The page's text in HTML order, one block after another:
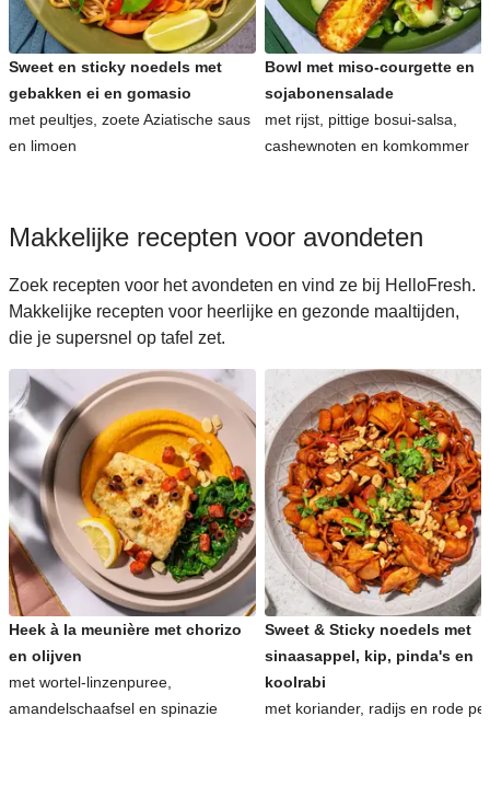
Sweet en sticky noedels met
gebakken ei en gomasio
met peultjes, zoete Aziatische saus
en limoen
Bowl met miso-courgette en
sojabonensalade
met rijst, pittige bosui-salsa,
cashewnoten en komkommer
Makkelijke recepten voor avondeten
Zoek recepten voor het avondeten en vind ze bij HelloFresh.
Makkelijke recepten voor heerlijke en gezonde maaltijden,
die je supersnel op tafel zet.
Heek à la meunière met chorizo
en olijven
met wortel-linzenpuree,
amandelschaafsel en spinazie
Sweet & Sticky noedels met
sinaasappel, kip, pinda's en
koolrabi
met koriander, radijs en rode